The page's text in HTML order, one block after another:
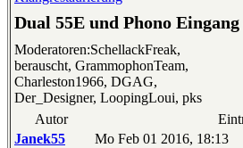
Dual 55E und Phono
Moderatoren:SchellackFreak,
berauscht, GrammophonTeam,
Charleston1966, DGAG,
Der_Designer, LoopingLoui, pks
Autor
Janek55
Mo Feb 01 2016, 18:13